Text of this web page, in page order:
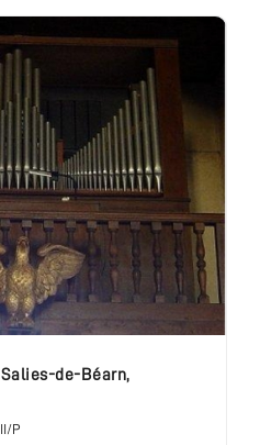
Salies-de-Béarn,
II/P